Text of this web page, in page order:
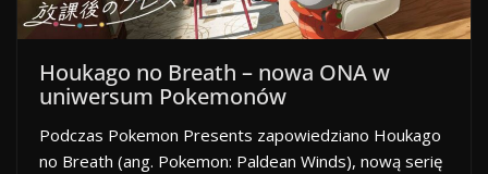
Houkago no Breath – nowa ONA w
uniwersum Pokemonów
Podczas Pokemon Presents zapowiedziano Houkago
no Breath (ang. Pokemon: Paldean Winds), nową serię